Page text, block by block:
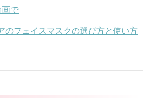
画で
のフェイスマスクの選び方と使い方